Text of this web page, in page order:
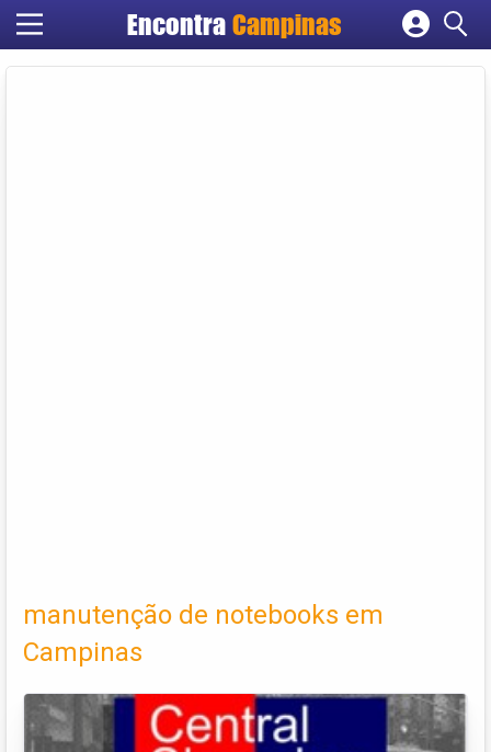
Encontra Campinas
Cadastrar empresa
manutenção de notebooks em
Campinas